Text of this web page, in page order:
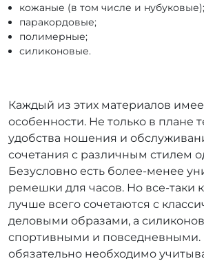
кожаные (в том числе и нубуковые);
паракордовые;
полимерные;
силиконовые.
Каждый из этих материалов
особенности. Не только в плане
удобства ношения и
сочетания с различным стилем
Безусловно есть более-менее
ремешки для часов. Но все-таки
лучше всего сочетаются с
деловыми образами, а
спортивными и повседневными.
обязательно необходимо